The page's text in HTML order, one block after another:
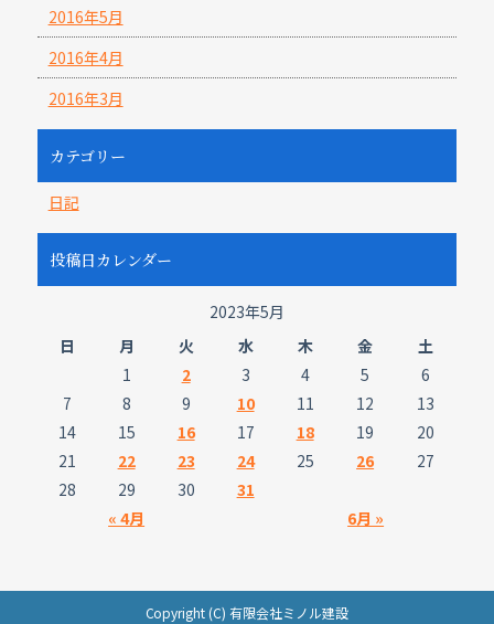
2016年5月
2016年4月
2016年3月
カテゴリー
日記
投稿日カレンダー
2023年5月
日
月 火 水 木 金 土
« 4月 6月 »
1 2 3 4 5
6
7
8 9 10 11 12
13
14
15 16 17 18 19
20
21
22 23 24 25 26
27
28
29 30 31
Copyright (C) 有限会社ミノル建設